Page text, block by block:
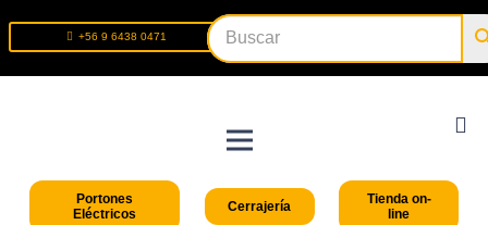
+56 9 6438 0471
Portones
Eléctricos
Cerrajería
Tienda on-
line